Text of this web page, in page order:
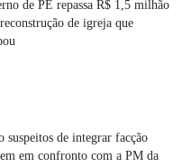
de PE repassa R$ 1,5 milhão
de igreja que
suspeitos de integrar facção
em confronto com a PM da